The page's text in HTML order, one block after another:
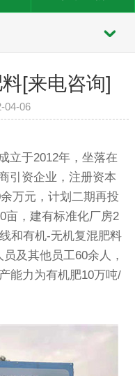
[来电咨询]
04-06
立于2012年，坐落在
引资企业，注册资本
万元，计划二期再投
亩，建有标准化厂房2
和有机-无机复混肥料
及其他员工60余人，
能力为有机肥10万吨/